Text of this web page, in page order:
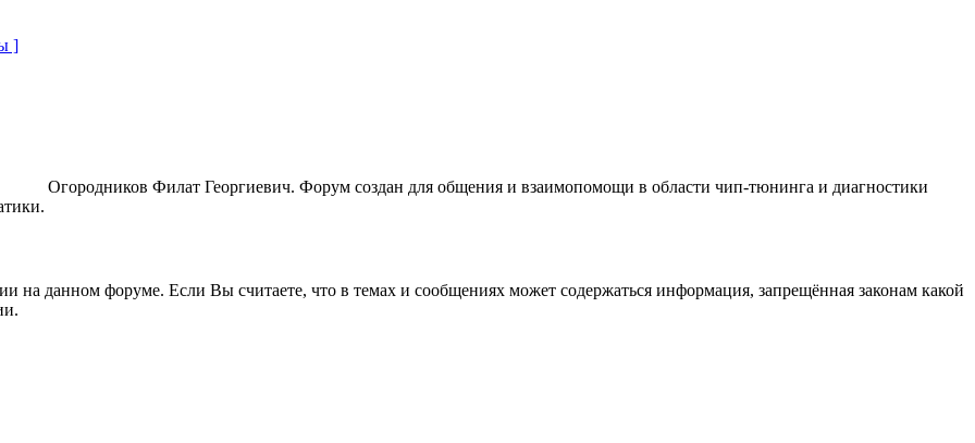
]
Огородников Филат Георгиевич. Форум создан для общения и взаимопомощи в области чип-тюнинга и диагностики
на данном форуме. Если Вы считаете, что в темах и сообщениях может содержаться информация, запрещённая законам какой